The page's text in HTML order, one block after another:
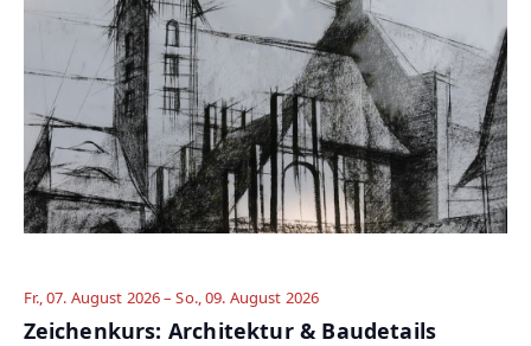
Fr., 07. August 2026 – So., 09. August 2026
Zeichenkurs: Architektur & Baudetails